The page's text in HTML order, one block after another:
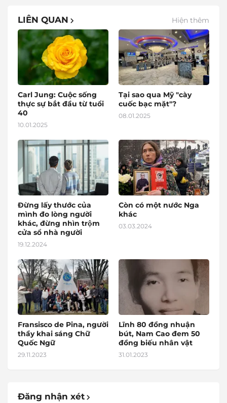
LIÊN QUAN Hiện thêm
Carl Jung: Cuộc sống
thực sự bắt đầu từ tuổi
40
10.01.2025
Tại sao qua Mỹ "cày
cuốc bạc mặt"?
08.01.2025
Đừng lấy thước của
mình đo lòng người
khác, đừng nhìn trộm
cửa sổ nhà người
19.12.2024
Còn có một nước Nga
khác
03.03.2024
Fransisco de Pina, người
thầy khai sáng Chữ
Quốc Ngữ
29.11.2023
Lĩnh 80 đồng nhuận
bút, Nam Cao đem 50
đồng biếu nhân vật
31.01.2023
Đăng nhận xét